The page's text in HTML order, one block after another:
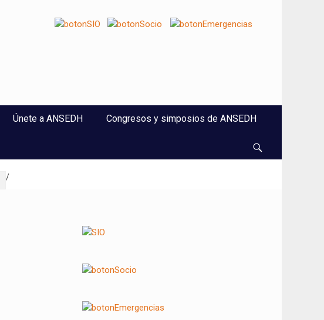
Únete a ANSEDH Congresos y simposios de ANSEDH
/